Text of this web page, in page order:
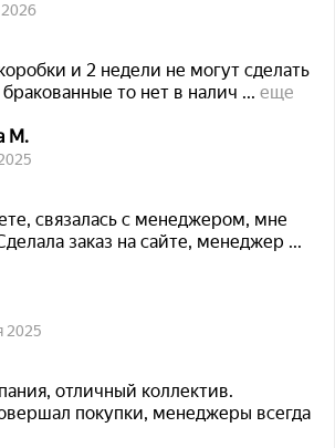
и 2 недели не могут сделать
то нет в налич ... еще
М.
связалась с менеджером, мне
заказ на сайте, менеджер ...
2025
отличный коллектив.
покупки, менеджеры всегда